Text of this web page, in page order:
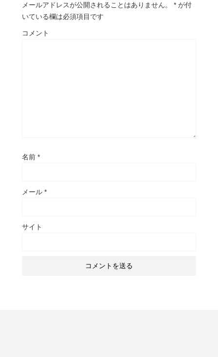
メールアドレスが公開されることはありません。 * が付
いている欄は必須項目です
コメント
名前 *
メール *
サイト